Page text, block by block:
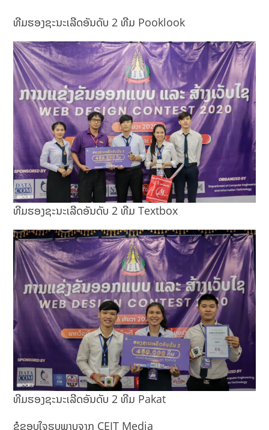
ທີມຮອງຊະນະເລີດອັນດັບ 2 ທີມ Pooklook
ທີມຮອງຊະນະເລີດອັນດັບ 2 ທີມ Textbox
ທີມຮອງຊະນະເລີດອັນດັບ 2 ທີມ Pakat
ຂໍຂອບໃຈຮູບພາບຈາກ CEIT Media